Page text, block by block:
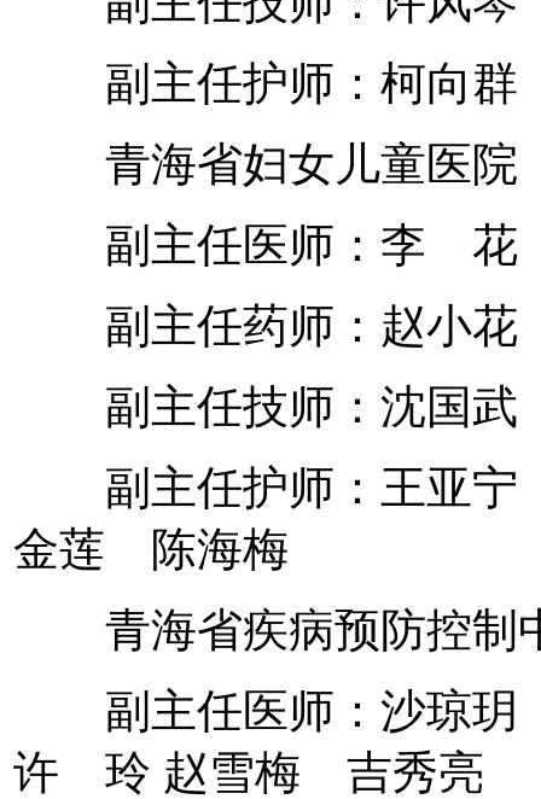
副主任护师：柯向
青海省妇女儿童医院
副主任医师：李 花
副主任药师：赵小
副主任技师：沈国武
副主任护师：王亚
金莲 陈海梅
青海省疾病预防控制
副主任医师：沙琼
许 玲 赵雪梅 吉秀亮